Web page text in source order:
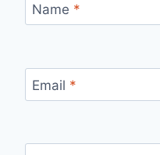
Name *
Email *